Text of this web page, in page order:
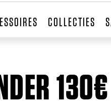
COLLECTIES
130€